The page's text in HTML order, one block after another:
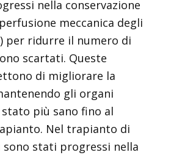
nella conservazione
meccanica degli
per ridurre il numero di
scartati. Queste
di migliorare la
gli organi
più sano fino al
Nel trapianto di
sono stati progressi nella